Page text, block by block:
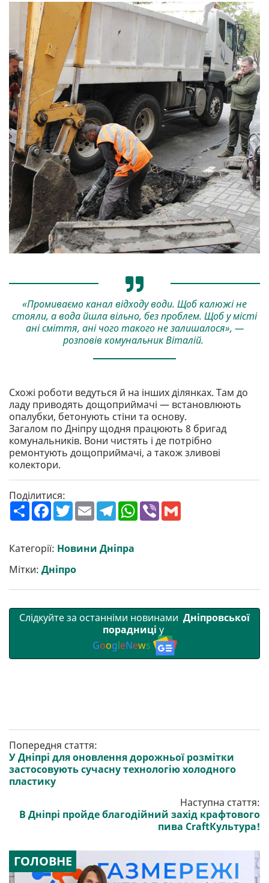
«Промиваємо канал відходу води. Щоб калюжі не
стояли, а вода йшла вільно, без проблем. Щоб у місті
ані сміття, ані чого такого не залишалося», —
розповів комунальник Віталій.
Схожі роботи ведуться й на інших ділянках. Там до
ладу приводять дощоприймачі — встановлюють
опалубки, бетонують стіни та основу.
Загалом по Дніпру щодня працюють 8 бригад
комунальників. Вони чистять і де потрібно
ремонтують дощоприймачі, а також зливові
колектори.
Поділитися:
П
о
р
и
т
и
F
a
b
o
o
k
T
w
t
e
r
E
m
l
T
e
g
r
W
h
V
Категорії: Новини Дніпра
Мітки: Дніпро
Слідкуйте за останніми новинами Дніпровської
порадниці у
GoogleNews
Попередня стаття:
У Дніпрі для оновлення дорожньої розмітки
застосовують сучасну технологію холодного
пластику
Наступна стаття:
В Дніпрі пройде благодійний захід крафтового
пива CraftКультура!
ГОЛОВНЕ